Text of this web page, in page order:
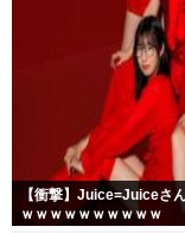
【衝撃】Juice=Juiceさ
ｗｗｗｗｗｗｗｗｗｗ